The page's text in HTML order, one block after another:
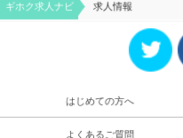
ギホク求⼈ナビ 求人情報
はじめての方へ
よくあるご質問